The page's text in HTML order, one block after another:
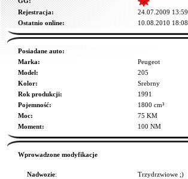
Rejestracja:
24.07.2009 13:59
Ostatnio online:
10.08.2010 18:08
Posiadane auto:
Marka:
Peugeot
Model:
205
Kolor:
Srebrny
Rok produkcji:
1991
Pojemność:
1800 cm³
Moc:
75 KM
Moment:
100 NM
Wprowadzone modyfikacje
Nadwozie: Trzydrzwiowe ;)